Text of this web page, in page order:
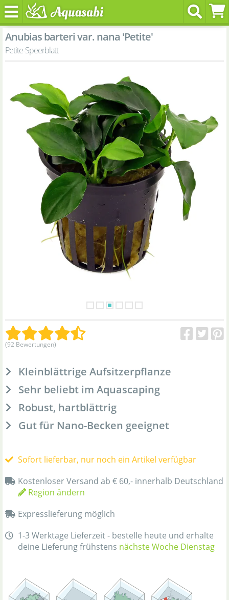
Anubias barteri var. nana 'Petite'
Petite-Speerblatt
(92 Bewertungen)
Kleinblättrige Aufsitzerpflanze
Sehr beliebt im Aquascaping
Robust, hartblättrig
Gut für Nano-Becken geeignet
Sofort lieferbar, nur noch ein Artikel verfügbar
Kostenloser Versand ab € 60,- innerhalb Deutschland
Region ändern
Expresslieferung möglich
1-3 Werktage Lieferzeit - bestelle heute und erhalte
deine Lieferung frühstens nächste Woche Dienstag